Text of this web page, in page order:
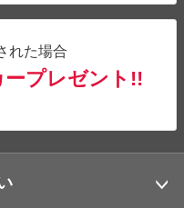
れた場合
プレゼント!!